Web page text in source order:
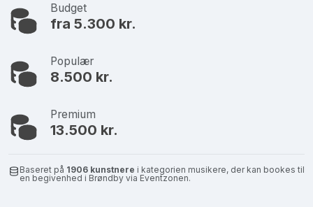
Budget
fra 5.300 kr.
Populær
8.500 kr.
Premium
13.500 kr.
Baseret på 1906 kunstnere i kategorien musikere, der kan bookes til
en begivenhed i Brøndby via Eventzonen.